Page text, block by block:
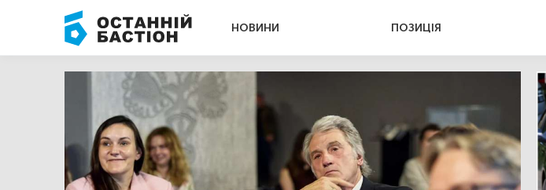
НОВИНИ ПОЗИЦІЯ